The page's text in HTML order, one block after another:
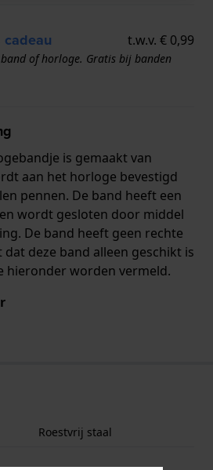
cadeau t.w.v. € 0,99
of horloge. Gratis bij banden
is gemaakt van
aan het horloge bevestigd
pennen. De band heeft een
wordt gesloten door middel
De band heeft geen rechte
deze band alleen geschikt is
hieronder worden vermeld.
Roestvrij staal